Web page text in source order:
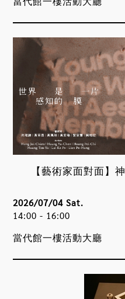
【藝術家面對面】
當代館一樓活動大廳
2026/07/04 Sat.
14:00 - 16:00